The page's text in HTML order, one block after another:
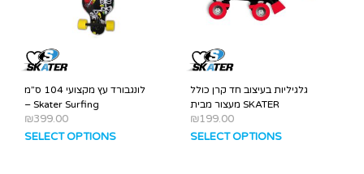
לונגבורד עץ מקצועי 104 ס”מ
– Skater Surfing
₪399.00
SELECT OPTIONS
גלגיליות בעיצוב חד קרן כולל
מעצור מבית SKATER
₪199.00
SELECT OPTIONS